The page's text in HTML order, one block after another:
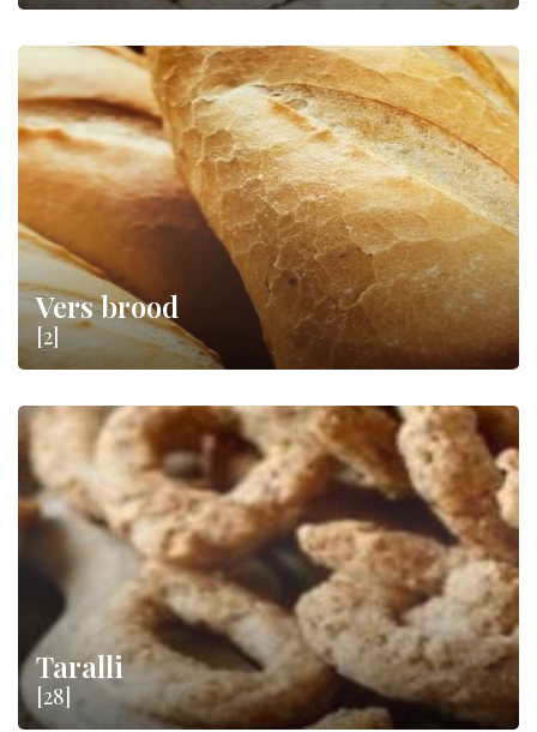
Vers brood
[2]
Taralli
[28]